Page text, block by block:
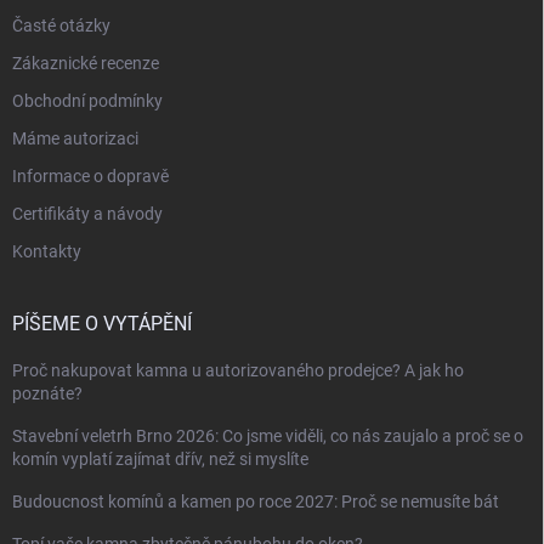
Časté otázky
Zákaznické recenze
Obchodní podmínky
Máme autorizaci
Informace o dopravě
Certifikáty a návody
Kontakty
PÍŠEME O VYTÁPĚNÍ
Proč nakupovat kamna u autorizovaného prodejce? A jak ho
poznáte?
Stavební veletrh Brno 2026: Co jsme viděli, co nás zaujalo a proč se o
komín vyplatí zajímat dřív, než si myslíte
Budoucnost komínů a kamen po roce 2027: Proč se nemusíte bát